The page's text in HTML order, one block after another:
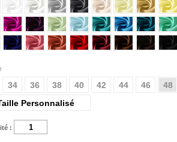
34 36 38 40 42 44 46 48
Personnalisé
: